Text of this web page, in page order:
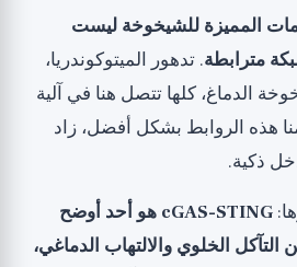
المميزة للشيخوخة ليست
مترابطة. تدهور الميتوكوندريا،
الدماغ، كلها تتصل هنا في آلية
هذه الروابط بشكل أفضل، زاد
ذكية.
cGAS-STING هو أحد أوضح
التآكل الخلوي والالتهاب الدماغي،